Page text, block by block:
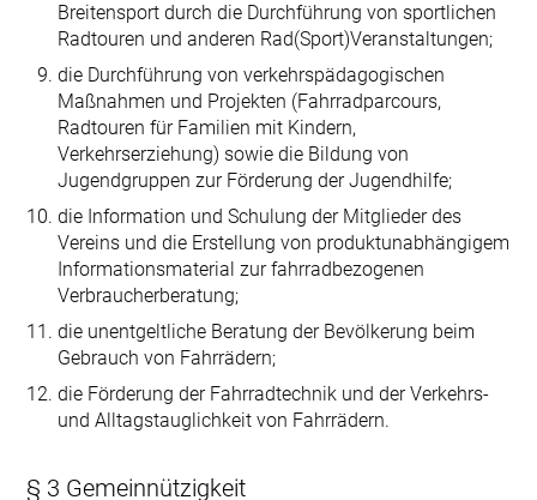
Breitensport durch die Durchführung von sportlichen
Radtouren und anderen Rad(Sport)Veranstaltungen;
die Durchführung von verkehrspädagogischen
Maßnahmen und Projekten (Fahrradparcours,
Radtouren für Familien mit Kindern,
Verkehrserziehung) sowie die Bildung von
Jugendgruppen zur Förderung der Jugendhilfe;
die Information und Schulung der Mitglieder des
Vereins und die Erstellung von produktunabhängigem
Informationsmaterial zur fahrradbezogenen
Verbraucherberatung;
die unentgeltliche Beratung der Bevölkerung beim
Gebrauch von Fahrrädern;
die Förderung der Fahrradtechnik und der Verkehrs-
und Alltagstauglichkeit von Fahrrädern.
§ 3 Gemeinnützigkeit